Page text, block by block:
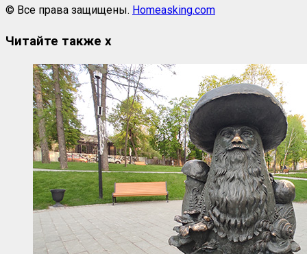
© Все права защищены. Homeasking.com
Читайте также x